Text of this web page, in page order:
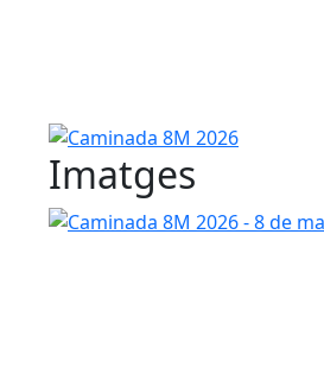
Caminada 8M 2026
Imatges
Caminada 8M 2026 - 8 de març